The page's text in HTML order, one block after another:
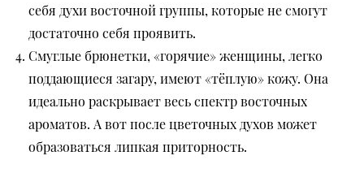
себя духи восточной группы, которые не смогут
достаточно себя проявить.
Смуглые брюнетки, «горячие» женщины, легко
поддающиеся загару, имеют «тёплую» кожу. Она
идеально раскрывает весь спектр восточных
ароматов. А вот после цветочных духов может
образоваться липкая приторность.